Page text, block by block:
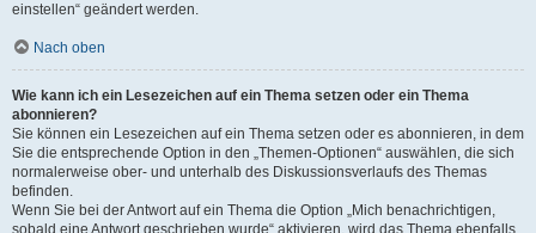
einstellen“ geändert werden.
Nach oben
Wie kann ich ein Lesezeichen auf ein Thema setzen oder ein Thema
abonnieren?
Sie können ein Lesezeichen auf ein Thema setzen oder es abonnieren, in dem
Sie die entsprechende Option in den „Themen-Optionen“ auswählen, die sich
normalerweise ober- und unterhalb des Diskussionsverlaufs des Themas
befinden.
Wenn Sie bei der Antwort auf ein Thema die Option „Mich benachrichtigen,
sobald eine Antwort geschrieben wurde“ aktivieren, wird das Thema ebenfalls